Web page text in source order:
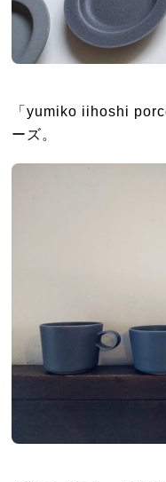
「yumiko iihoshi
ーズ。